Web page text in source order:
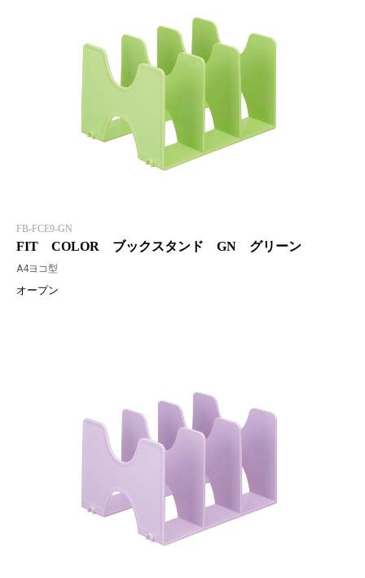
FB-FCE9-GN
FIT COLOR ブックスタンド GN グリーン
A4ヨコ型
オープン